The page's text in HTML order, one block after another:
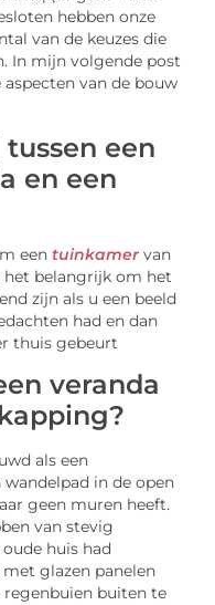
hebben onze
van de keuzes die
In mijn volgende post
van de bouw
een
en een
een tuinkamer van
het belangrijk om het
zijn als u een beeld
had en dan
thuis gebeurt
veranda
als een
wandelpad in de open
geen muren heeft.
van stevig
huis had
glazen panelen
buiten te